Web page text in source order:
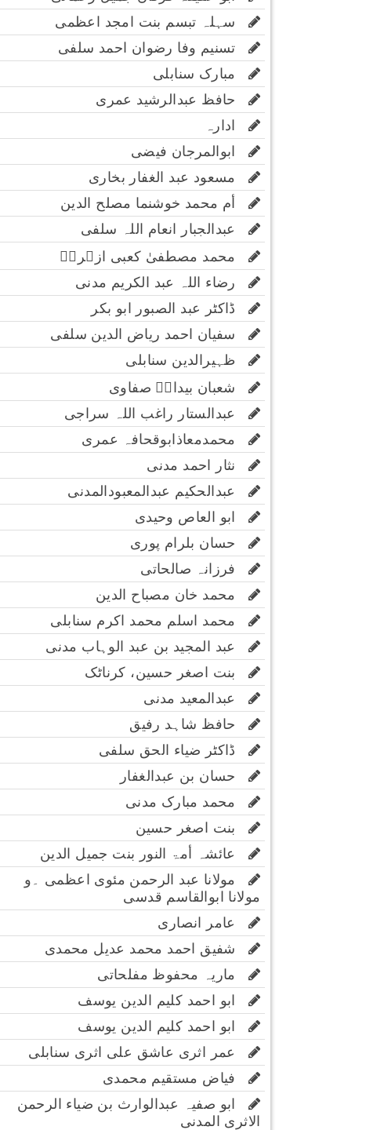
سہلہ تبسم بنت امجد اعظمی
تسنیم وفا رضوان احمد سلفی
مبارک سنابلی
حافظ عبدالرشید عمری
ادارہ
ابوالمرجان فیضی
مسعود عبد الغفار بخاری
أم محمد خوشنما مصلح الدین
عبدالجبار انعام اللہ سلفی
محمد مصطفیٰ کعبی ازہریؔ
رضاء اللہ عبد الکریم مدنی
ڈاکٹر عبد الصبور ابو بکر
سفیان احمد ریاض الدین سلفی
ظہیرالدین سنابلی
شعبان بیدارؔ صفاوی
عبدالستار راغب اللہ سراجی
محمدمعاذابوقحافہ عمری
نثار احمد مدنی
عبدالحکیم عبدالمعبودالمدنی
ابو العاص وحیدی
حسان بلرام پوری
فرزانہ صالحاتی
محمد خان مصباح الدین
محمد اسلم محمد اکرم سنابلی
عبد المجید بن عبد الوہاب مدنی
بنت اصغر حسین، کرناٹک
عبدالمعید مدنی
حافظ شاہد رفیق
ڈاکٹر ضیاء الحق سلفی
حسان بن عبدالغفار
محمد مبارک مدنی
بنت اصغر حسین
عائشہ أمۃ النور بنت جمیل الدین
مولانا عبد الرحمن مئوی اعظمی ۔و
مولانا ابوالقاسم قدسی
عامر انصاری
شفیق احمد محمد عدیل محمدی
ماریہ محفوظ مفلحاتی
ابو احمد کلیم الدین یوسف
ابو احمد کلیم الدین یوسف
عمر اثری عاشق علی اثری سنابلی
فیاض مستقیم محمدی
ابو صفیہ عبدالوارث بن ضیاء الرحمن
الاثری المدنی